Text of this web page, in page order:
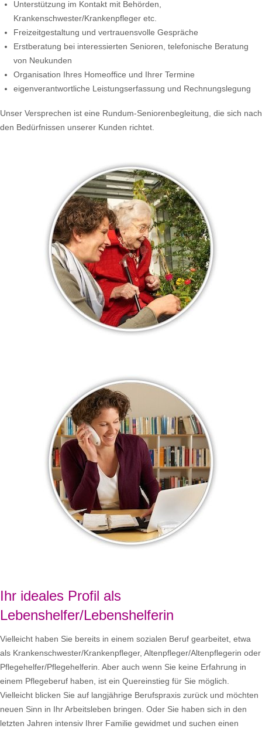
Unterstützung im Kontakt mit Behörden,
Krankenschwester/Krankenpfleger etc.
Freizeitgestaltung und vertrauensvolle Gespräche
Erstberatung bei interessierten Senioren, telefonische Beratung
von Neukunden
Organisation Ihres Homeoffice und Ihrer Termine
eigenverantwortliche Leistungserfassung und Rechnungslegung
Unser Versprechen ist eine Rundum-Seniorenbegleitung, die sich nach
den Bedürfnissen unserer Kunden richtet.
Ihr ideales Profil als
Lebenshelfer/Lebenshelferin
Vielleicht haben Sie bereits in einem sozialen Beruf gearbeitet, etwa
als Krankenschwester/Krankenpfleger, Altenpfleger/Altenpflegerin oder
Pflegehelfer/Pflegehelferin. Aber auch wenn Sie keine Erfahrung in
einem Pflegeberuf haben, ist ein Quereinstieg für Sie möglich.
Vielleicht blicken Sie auf langjährige Berufspraxis zurück und möchten
neuen Sinn in Ihr Arbeitsleben bringen. Oder Sie haben sich in den
letzten Jahren intensiv Ihrer Familie gewidmet und suchen einen